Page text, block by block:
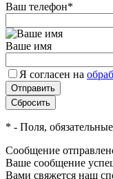
Ваш телефон*
Ваше имя
Я согласен на
* - Поля,
Сообщение
Ваше сообщение
Вами свяжется наш